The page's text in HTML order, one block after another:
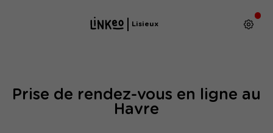
Lisieux
Prise de rendez-vous en ligne au
Havre